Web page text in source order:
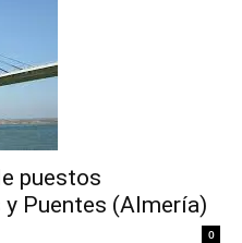
puestos
Puentes (Almería)
0